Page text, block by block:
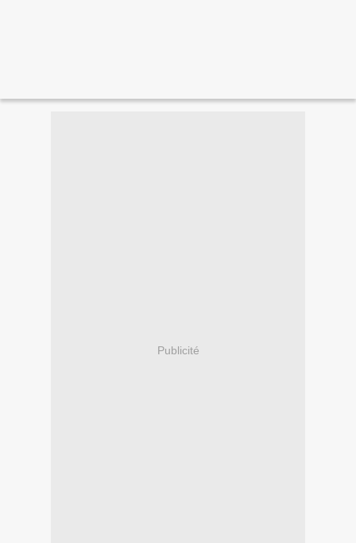
Publicité